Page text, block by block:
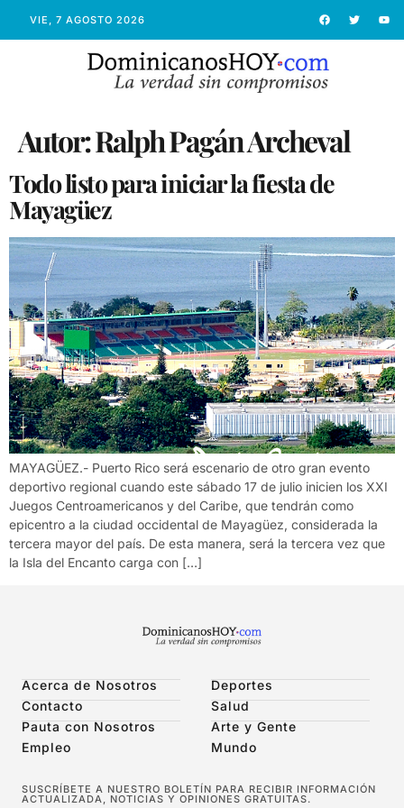
VIE, 7 AGOSTO 2026
Autor:Ralph Pagán Archeval
Todo listo para iniciar la fiesta de
Mayagüez
MAYAGÜEZ.- Puerto Rico será escenario de otro gran evento
deportivo regional cuando este sábado 17 de julio inicien los XXI
Juegos Centroamericanos y del Caribe, que tendrán como
epicentro a la ciudad occidental de Mayagüez, considerada la
tercera mayor del país. De esta manera, será la tercera vez que
la Isla del Encanto carga con […]
Acerca de Nosotros
Contacto
Pauta con Nosotros
Empleo
Deportes
Salud
Arte y Gente
Mundo
SUSCRÍBETE A NUESTRO BOLETÍN PARA RECIBIR INFORMACIÓN
ACTUALIZADA, NOTICIAS Y OPINIONES GRATUITAS.